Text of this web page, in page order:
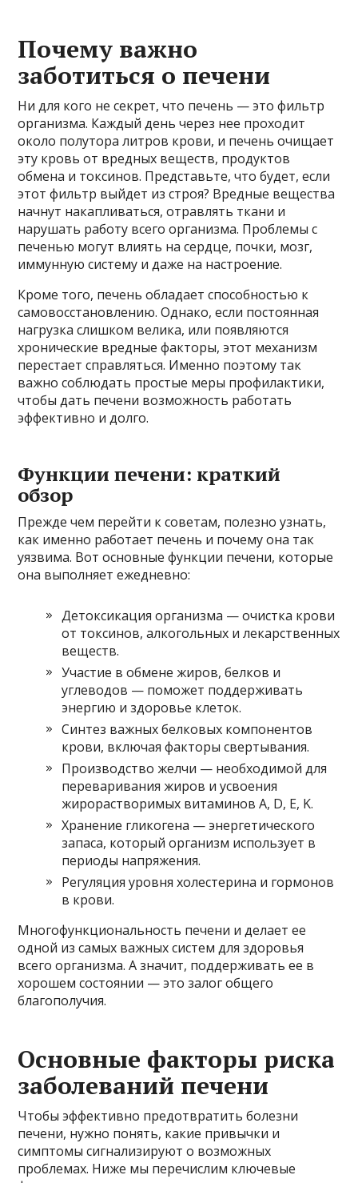
Почему важно
заботиться о печени
Ни для кого не секрет, что печень — это фильтр
организма. Каждый день через нее проходит
около полутора литров крови, и печень очищает
эту кровь от вредных веществ, продуктов
обмена и токсинов. Представьте, что будет, если
этот фильтр выйдет из строя? Вредные вещества
начнут накапливаться, отравлять ткани и
нарушать работу всего организма. Проблемы с
печенью могут влиять на сердце, почки, мозг,
иммунную систему и даже на настроение.
Кроме того, печень обладает способностью к
самовосстановлению. Однако, если постоянная
нагрузка слишком велика, или появляются
хронические вредные факторы, этот механизм
перестает справляться. Именно поэтому так
важно соблюдать простые меры профилактики,
чтобы дать печени возможность работать
эффективно и долго.
Функции печени: краткий
обзор
Прежде чем перейти к советам, полезно узнать,
как именно работает печень и почему она так
уязвима. Вот основные функции печени, которые
она выполняет ежедневно:
Детоксикация организма — очистка крови
от токсинов, алкогольных и лекарственных
веществ.
Участие в обмене жиров, белков и
углеводов — поможет поддерживать
энергию и здоровье клеток.
Синтез важных белковых компонентов
крови, включая факторы свертывания.
Производство желчи — необходимой для
переваривания жиров и усвоения
жирорастворимых витаминов A, D, E, K.
Хранение гликогена — энергетического
запаса, который организм использует в
периоды напряжения.
Регуляция уровня холестерина и гормонов
в крови.
Многофункциональность печени и делает ее
одной из самых важных систем для здоровья
всего организма. А значит, поддерживать ее в
хорошем состоянии — это залог общего
благополучия.
Основные факторы риска
заболеваний печени
Чтобы эффективно предотвратить болезни
печени, нужно понять, какие привычки и
симптомы сигнализируют о возможных
проблемах. Ниже мы перечислим ключевые